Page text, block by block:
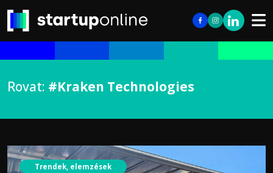
Rovat: #Kraken Technologies
Trendek, elemzések